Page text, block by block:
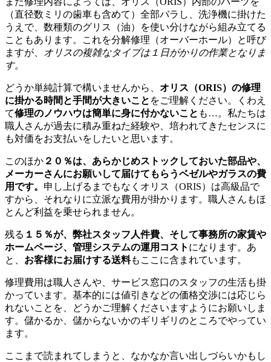
（直径数ミリの歯車も含めて）全部バラし、洗浄機に掛けた
うえで、数種類のグリス（油）を使い分けながら組み立てる
こともあります。これを分解修理（オーバーホール）と呼び
ますが、 オリスの複雑なタイプは１日がかりの作業となりま
す。
どうか単純計算で構いませんから、 オリス（ORIS）の修理
に掛かる時間と手間が大きいこと をご理解ください。くわえ
て修理のノウハウは簡単に身に付かないこと も…。私たちは
職人さんが過去に積み重ねた経験や、培われてきたセンスに
も対価をお支払いをしたいと思います。
このほか ２０％は、あらかじめストックしておいた部品や、
メーカーさんにお願いして届けてもらうベゼルやガラスの費
用です。 申し上げるまでもなくオリス（ORIS）は高級品で
すから、それなりに立派な費用が掛かります。職人さんもほ
とんど利益を乗せられません。
残る １５％が、弊社スタッフ人件費、そして事務所の家賃や
ホームページ、管理システムの運用コスト になります。あ
と、 お客様にお届けする送料もここに含まれています。
修理費用は職人さんや、サービス窓口のスタッフの生活も掛
かっています。基本的には値引きなどの価格交渉には応じら
れないことを、どうかご理解くださいますようにお願いしま
す。儲かるか、儲からないかのギリギリのところでやってい
ます。
ここまで読まれてしまうと、なかなか言い出しづらいかもし